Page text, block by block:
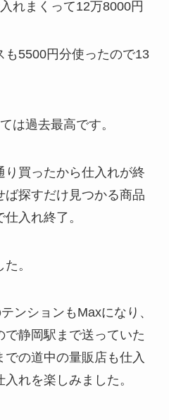
れまくって12万8000円
5500円分使ったので13
は過去最高です。
り買ったから仕入れが終
ば探すだけ見つかる商品
入れ終了。
。
ンションもMaxになり、
静岡駅まで送っていた
の道中の量販店も仕入
れを楽しみました。